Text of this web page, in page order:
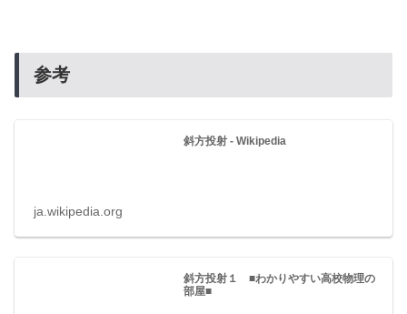
参考
斜方投射 - Wikipedia
ja.wikipedia.org
斜方投射１ ■わかりやすい高校物理の
部屋■